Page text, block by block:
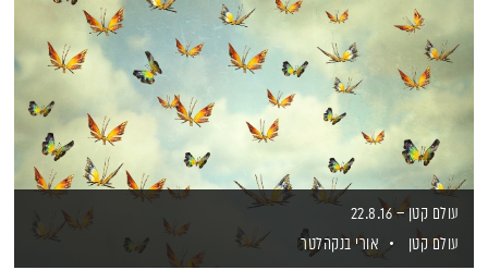
עולם קטן – 22.8.16
עולם קטן
אורי בנקהלטר